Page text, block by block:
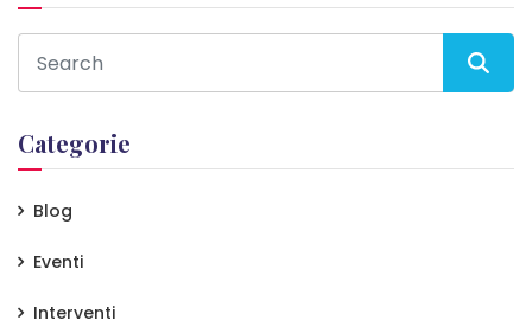
Categorie
Blog
Eventi
Interventi